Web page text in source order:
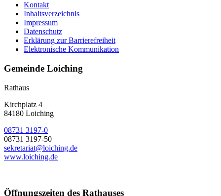
Kontakt
Inhaltsverzeichnis
Impressum
Datenschutz
Erklärung zur Barrierefreiheit
Elektronische Kommunikation
Gemeinde Loiching
Rathaus
Kirchplatz 4
84180 Loiching
08731 3197-0
08731 3197-50
sekretariat@loiching.de
www.loiching.de
Öffnungszeiten des Rathauses